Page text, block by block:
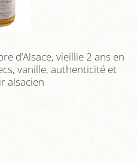
d’Alsace, vieillie 2 ans en
vanille, authenticité et
alsacien